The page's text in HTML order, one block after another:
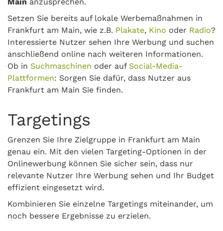
Setzen Sie bereits auf lokale Werbemaßnahmen in
Frankfurt am Main, wie z.B. Plakate, Kino oder Radio?
Interessierte Nutzer sehen Ihre Werbung und suchen
anschließend online nach weiteren Informationen.
Ob in Suchmaschinen oder auf Social-Media-
Plattformen: Sorgen Sie dafür, dass Nutzer aus
Frankfurt am Main Sie finden.
Targetings
Grenzen Sie Ihre Zielgruppe in Frankfurt am Main
genau ein. Mit den vielen Targeting-Optionen in der
Onlinewerbung können Sie sicher sein, dass nur
relevante Nutzer Ihre Werbung sehen und Ihr Budget
effizient eingesetzt wird.
Kombinieren Sie einzelne Targetings miteinander, um
noch bessere Ergebnisse zu erzielen.